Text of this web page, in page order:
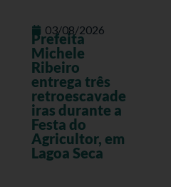
03/08/2026
Prefeita
Michele
Ribeiro
entrega três
retroescavade
iras durante a
Festa do
Agricultor, em
Lagoa Seca